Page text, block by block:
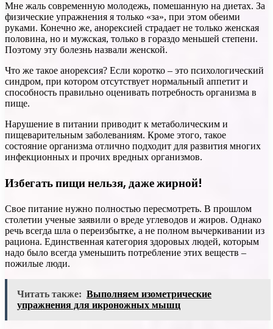
Мне жаль современную молодежь, помешанную на диетах. За
физические упражнения я только «за», при этом обеими
руками. Конечно же, анорексией страдает не только женская
половина, но и мужская, только в гораздо меньшей степени.
Поэтому эту болезнь назвали женской.
Что же такое анорексия? Если коротко – это психологический
синдром, при котором отсутствует нормальный аппетит и
способность правильно оценивать потребность организма в
пище.
Нарушение в питании приводит к метаболическим и
пищеварительным заболеваниям. Кроме этого, такое
состояние организма отлично подходит для развития многих
инфекционных и прочих вредных организмов.
Избегать пищи нельзя, даже жирной!
Свое питание нужно полностью пересмотреть. В прошлом
столетии ученые заявили о вреде углеводов и жиров. Однако
речь всегда шла о переизбытке, а не полном вычеркивании из
рациона. Единственная категория здоровых людей, которым
надо было всегда уменьшить потребление этих веществ –
пожилые люди.
Читать также: Выполняем изометрические
упражнения для икроножных мышц